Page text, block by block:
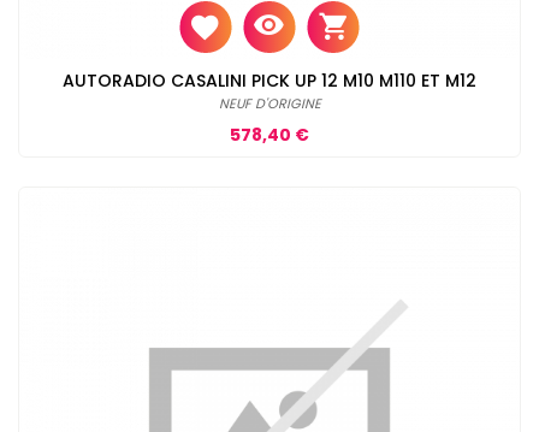
AUTORADIO CASALINI PICK UP 12 M10 M110 ET M12
NEUF D'ORIGINE
Prix
578,40 €